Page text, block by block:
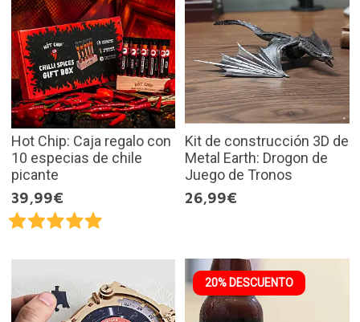
Hot Chip: Caja regalo con
10 especias de chile
picante
39,99€
Kit de construcción 3D de
Metal Earth: Drogon de
Juego de Tronos
26,99€
20% DESCUENTO